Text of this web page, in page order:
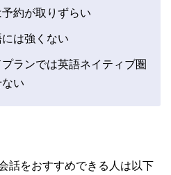
予約が取りずらい
には強くない
プランでは英語ネイティブ圏
い
話をおすすめできる人は以下